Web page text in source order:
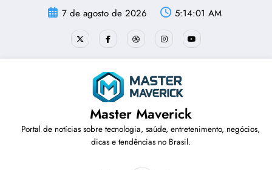
7 de agosto de 2026 5:14:01 AM
Master Maverick
Portal de notícias sobre tecnologia, saúde, entretenimento, negócios,
dicas e tendências no Brasil.